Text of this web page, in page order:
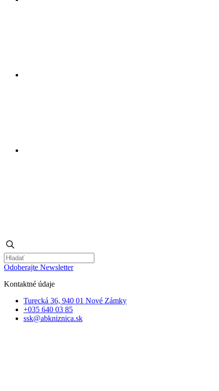
Odoberajte Newsletter
Kontaktné údaje
Turecká 36, 940 01 Nové Zámky
+035 640 03 85
ssk@abkniznica.sk